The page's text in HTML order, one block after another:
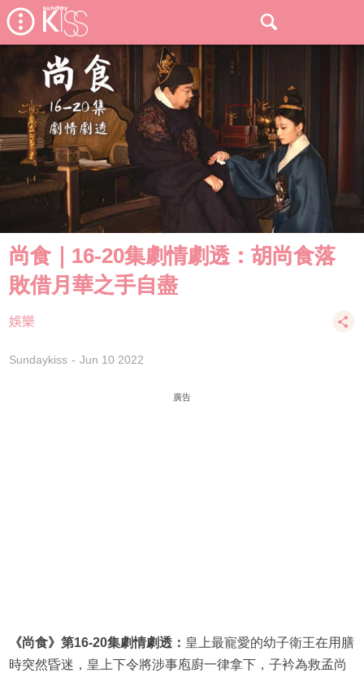
尚食｜16-20集劇情劇透：胡尚食落
敗借月華之手自盡
娛樂
Sundaykiss Jun 10 2022
廣告
《尚食》第16-20集劇情劇透： 皇上最寵愛的幼子衛王在用膳
時突然昏迷，皇上下令將涉事庖廚一律拿下，子衿為救孟尚